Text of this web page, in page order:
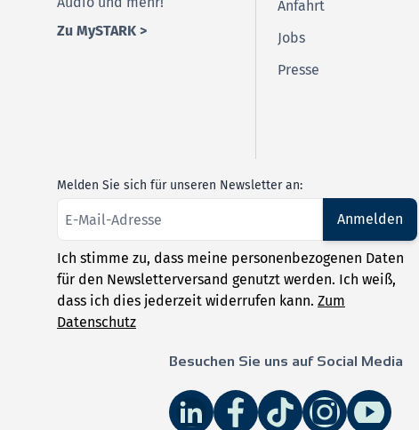
Zu MySTARK >
Anfahrt
Jobs
Presse
Melden Sie sich für unseren Newsletter an:
Anmelden
Ich stimme zu, dass meine personenbezogenen Daten
für den Newsletterversand genutzt werden. Ich weiß,
dass ich dies jederzeit widerrufen kann. Zum
Datenschutz
Besuchen Sie uns auf Social Media